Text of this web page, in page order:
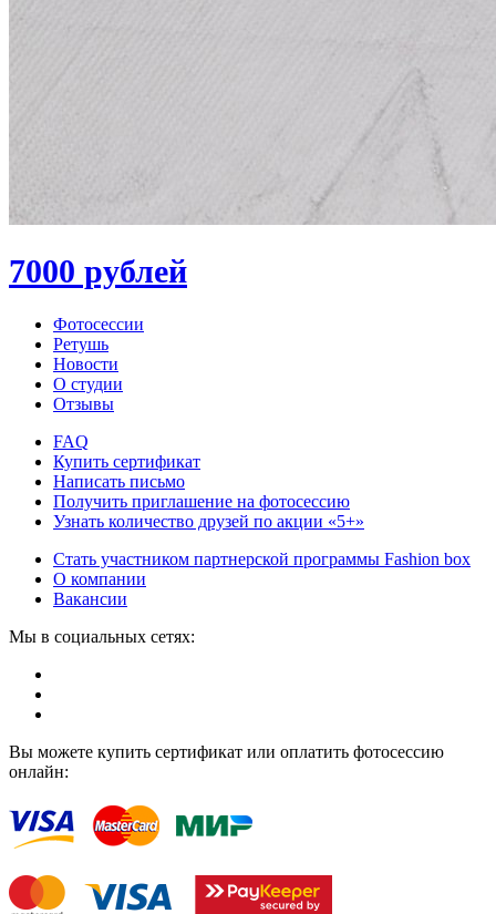
7000 рублей
Фотосессии
Ретушь
Новости
О студии
Отзывы
FAQ
Купить сертификат
Написать письмо
Получить приглашение на фотосессию
Узнать количество друзей по акции «5+»
Стать участником партнерской программы Fashion box
О компании
Вакансии
Мы в социальных сетях:
Вы можете купить сертификат или оплатить фотосессию
онлайн: